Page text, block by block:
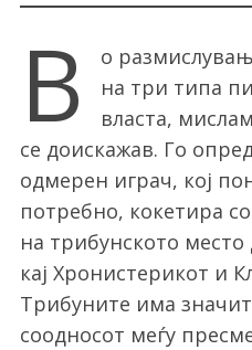
В
о
на три типа
власта,
се доискажав. Го
одмерен играч, кој
потребно, кокетира
на трибунското
кај Хронистерикот и
Трибуните има
соодносот меѓу